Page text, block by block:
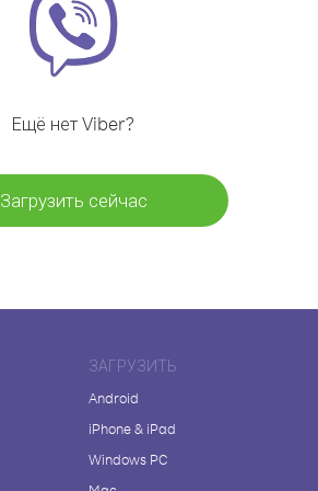
Ещё нет Viber?
Загрузить сейчас
ЗАГРУЗИТЬ
Android
iPhone & iPad
Windows PC